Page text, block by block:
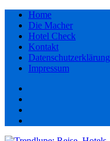
Home
Die Macher
Hotel Check
Kontakt
Datenschutzerklärung
Impressum